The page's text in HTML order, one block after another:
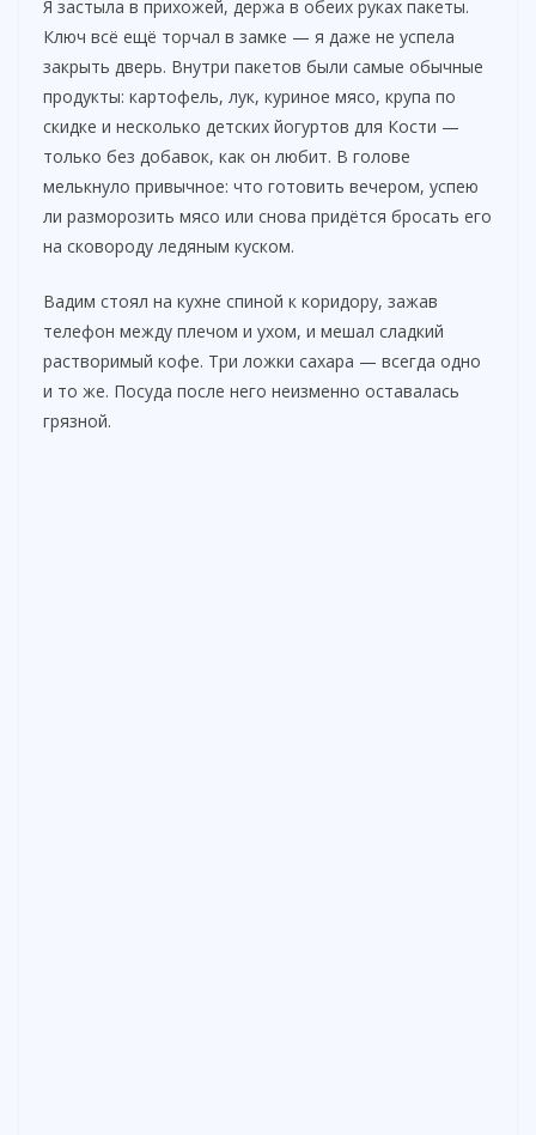
Я застыла в прихожей, держа в обеих руках пакеты.
Ключ всё ещё торчал в замке — я даже не успела
закрыть дверь. Внутри пакетов были самые обычные
продукты: картофель, лук, куриное мясо, крупа по
скидке и несколько детских йогуртов для Кости —
только без добавок, как он любит. В голове
мелькнуло привычное: что готовить вечером, успею
ли разморозить мясо или снова придётся бросать его
на сковороду ледяным куском.
Вадим стоял на кухне спиной к коридору, зажав
телефон между плечом и ухом, и мешал сладкий
растворимый кофе. Три ложки сахара — всегда одно
и то же. Посуда после него неизменно оставалась
грязной.